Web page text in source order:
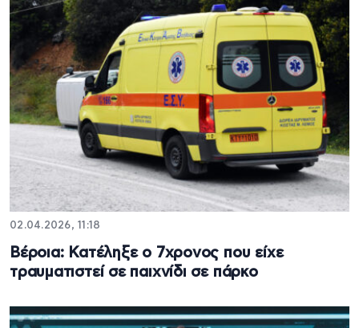
02.04.2026, 11:18
Βέροια: Κατέληξε ο 7χρονος που είχε
τραυματιστεί σε παιχνίδι σε πάρκο